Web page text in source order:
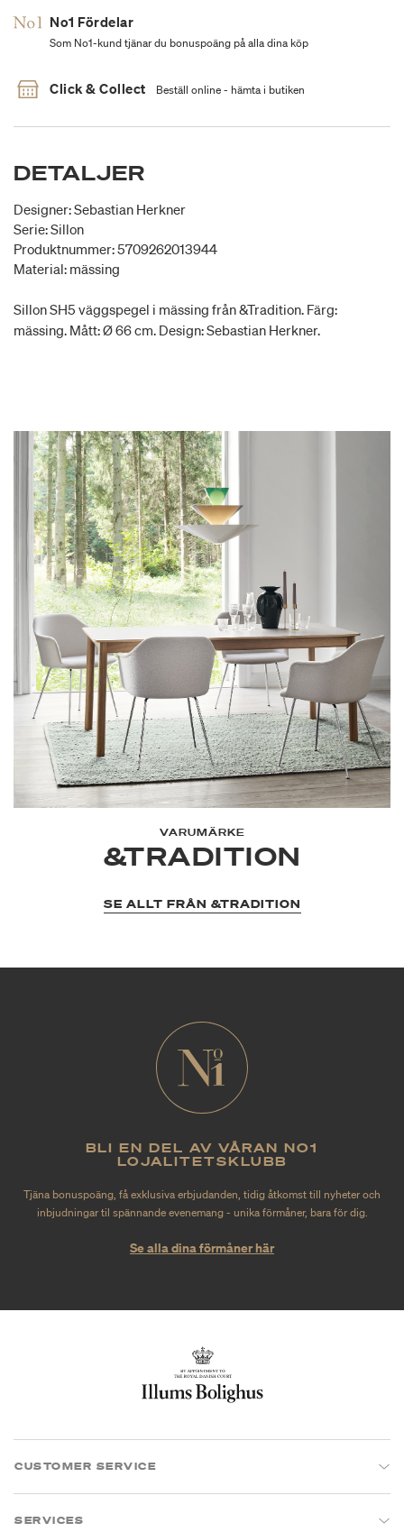
No1 Fördelar
Som No1-kund tjänar du bonuspoäng på alla dina köp
Click & Collect Beställ online - hämta i butiken
DETALJER
Designer: Sebastian Herkner
Serie: Sillon
Produktnummer: 5709262013944
Material: mässing
Sillon SH5 väggspegel i mässing från &Tradition. Färg:
mässing. Mått: Ø 66 cm. Design: Sebastian Herkner.
VARUMÄRKE
&TRADITION
SE ALLT FRÅN &TRADITION
BLI EN DEL AV VÅRAN NO1
LOJALITETSKLUBB
Tjäna bonuspoäng, få exklusiva erbjudanden, tidig åtkomst till nyheter och
inbjudningar til spännande evenemang - unika förmåner, bara för dig.
Se alla dina förmåner här
CUSTOMER SERVICE
SERVICES